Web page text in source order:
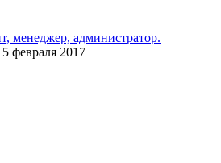
менеджер, администратор.
февраля 2017